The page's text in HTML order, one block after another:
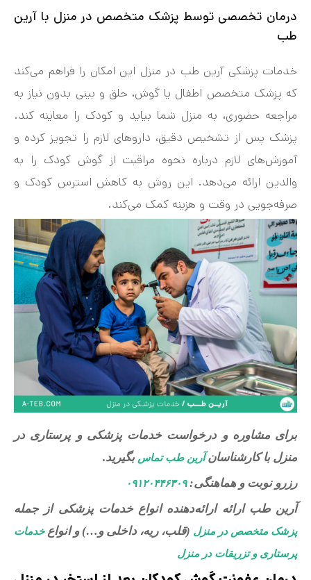
درمان تخصصی توسط پزشک متخصص در منزل با آرین
طب
خدمات پزشکی آرین طب در منزل این امکان را فراهم می‌کند
که پزشک متخصص اطفال یا گوش، حلق و بینی بدون نیاز به
مراجعه حضوری، به منزل شما بیاید و کودک را معاینه کند.
پزشک پس از تشخیص دقیق، داروهای لازم را تجویز کرده و
آموزش‌های لازم درباره نحوه مراقبت از گوش کودک را به
والدین ارائه می‌دهد. این روش به کاهش استرس کودک و
صرفه‌جویی در وقت و هزینه کمک می‌کند.
برای مشاوره و درخواست خدمات پزشکی و پرستاری در
منزل با کارشناسانآرین طب تماس بگیرید.
رزرو نوبت و هماهنگی:۰۹۱۲۰۴۴۶۳۰۹
آرین طب ارائه ارائه‌دهنده انواع خدمات پزشکی از جمله
پزشک متخصص در منزل (قلب، ریه، داخلی و…) و انواعخدمات
پرستاری و تزریقات در منزل